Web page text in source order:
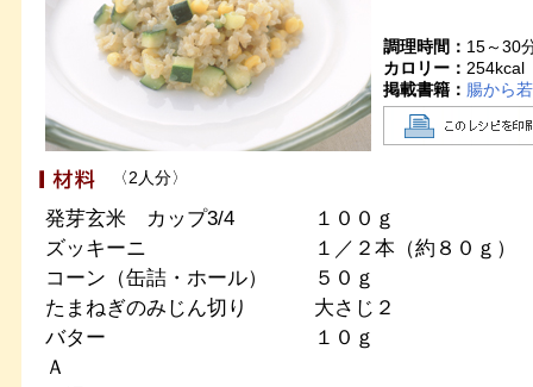
調理時間： 15～30
カロリー： 254kcal
掲載書籍： 腸から
〈2人分〉
発芽玄米 カップ3/4
１００ｇ
ズッキーニ
１／２本（約８０ｇ）
コーン（缶詰・ホール）
５０ｇ
たまねぎのみじん切り
大さじ２
バター
１０ｇ
Ａ